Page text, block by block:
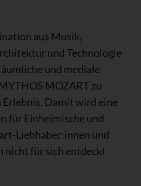
aus Musik,
und Technologie
und mediale
MOZART zu
Erlebnis. Damit wird eine
für Einheimische und
Liebhaber:innen und
nicht für sich entdeckt